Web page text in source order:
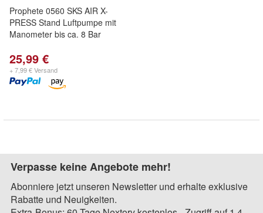
Prophete 0560 SKS AIR X-
PRESS Stand Luftpumpe mit
Manometer bis ca. 8 Bar
25,99 €
+ 7,99 € Versand
Verpasse keine Angebote mehr!
Abonniere jetzt unseren Newsletter und erhalte exklusive
Rabatte und Neuigkeiten.